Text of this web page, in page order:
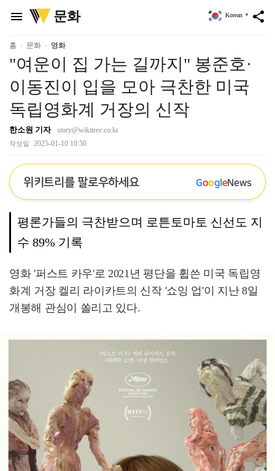
menu
위
키
리
문화 share
Korean ▼
홈 문화 영화
"여운이 집 가는 길까지" 봉준호·
이동진이 입을 모아 극찬한 미국
독립영화계 거장의 신작
한소원 기자 story@wikitree.co.kr
작성일 2025-01-10 10:50
위키트리를 팔로우하세요 GoogleNews
평론가들의 극찬받으며 로튼토마토 신선도 지
수 89% 기록
영화 '퍼스트 카우'로 2021년 평단을 휩쓴 미국 독립영
화계 거장 켈리 라이카트의 신작 '쇼잉 업'이 지난 8일
개봉해 관심이 쏠리고 있다.